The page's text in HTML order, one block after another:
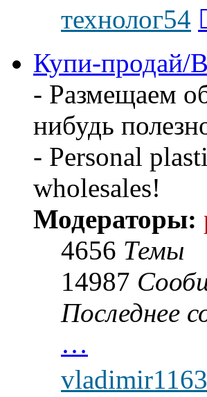
технолог54
Купи-продай/
- Размещаем
нибудь
- Personal
wholesales!
Модераторы:
4656 Темы
14987
Последнее
…
vladimir1163